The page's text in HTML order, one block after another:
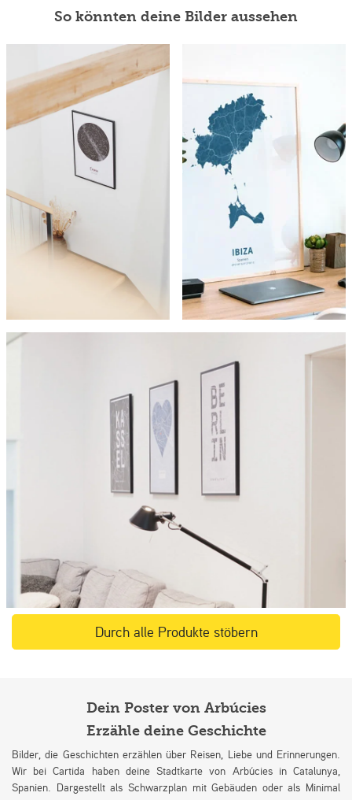
So könnten deine Bilder aussehen
Durch alle Produkte stöbern
Dein Poster von Arbúcies
Erzähle deine Geschichte
Bilder, die Geschichten erzählen über Reisen, Liebe und Erinnerungen.
Wir bei Cartida haben deine Stadtkarte von Arbúcies in Catalunya,
Spanien. Dargestellt als Schwarzplan mit Gebäuden oder als Minimal